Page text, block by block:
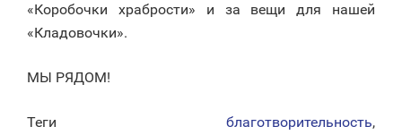
«Коробочки храбрости» и за вещи для нашей
«Кладовочки».
МЫ РЯДОМ!
Теги благотворительность,